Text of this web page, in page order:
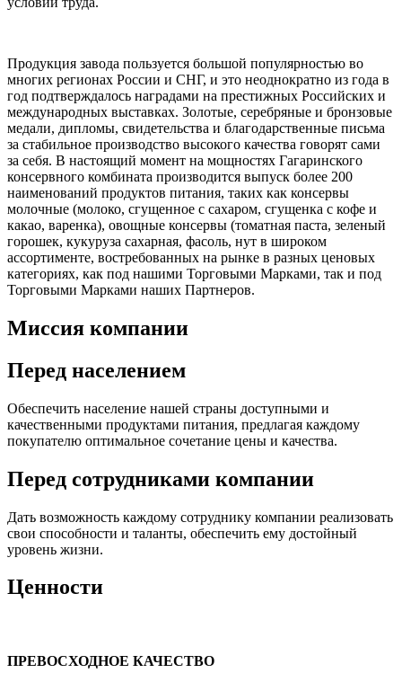
Продукция завода пользуется большой популярностью во
многих регионах России и СНГ, и это неоднократно из года в
год подтверждалось наградами на престижных Российских и
международных выставках. Золотые, серебряные и бронзовые
медали, дипломы, свидетельства и благодарственные письма
за стабильное производство высокого качества говорят сами
за себя. В настоящий момент на мощностях Гагаринского
консервного комбината производится выпуск более 200
наименований продуктов питания, таких как консервы
молочные (молоко, сгущенное с сахаром, сгущенка с кофе и
какао, варенка), овощные консервы (томатная паста, зеленый
горошек, кукуруза сахарная, фасоль, нут в широком
ассортименте, востребованных на рынке в разных ценовых
категориях, как под нашими Торговыми Марками, так и под
Торговыми Марками наших Партнеров.
Миссия компании
Перед населением
Обеспечить население нашей страны доступными и
качественными продуктами питания, предлагая каждому
покупателю оптимальное сочетание цены и качества.
Перед сотрудниками компании
Дать возможность каждому сотруднику компании реализовать
свои способности и таланты, обеспечить ему достойный
уровень жизни.
Ценности
ПРЕВОСХОДНОЕ КАЧЕСТВО